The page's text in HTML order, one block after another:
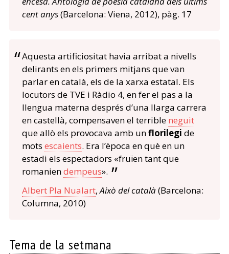
cent anys(Barcelona: Viena, 2012), pàg. 17
Aquesta artificiositat havia arribat a nivells
delirants en els primers mitjans que van
parlar en català, els de la xarxa estatal. Els
locutors de TVE i Ràdio 4, en fer el pas a la
llengua materna després d’una llarga carrera
en castellà, compensaven el terrible neguit
que allò els provocava amb unflorilegi de
mots escaients. Era l’època en què en un
estadi els espectadors «fruïen tant que
romaniendempeus».
Albert Pla Nualart,Això del català(Barcelona:
Columna, 2010)
Tema de la setmana